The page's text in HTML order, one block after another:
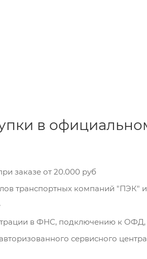
в
заказе от 20.000 руб
транспортных компаний "ПЭК"
в ФНС, подключению к ОФД,
сервисного